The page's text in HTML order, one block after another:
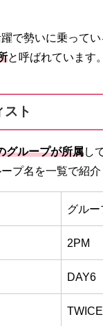
で勢いに乗ってい
と呼ばれています。
スト
グループが所属し
プ名を一覧で紹介
グルー
2PM
DAY6
TWICE